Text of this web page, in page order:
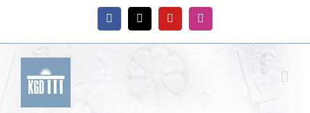
Facebook
X YouTubeInstagram